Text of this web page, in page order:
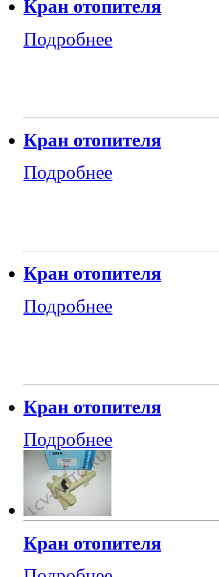
Кран отопителя
Подробнее
Кран отопителя
Подробнее
Кран отопителя
Подробнее
Кран отопителя
Подробнее
Кран отопителя